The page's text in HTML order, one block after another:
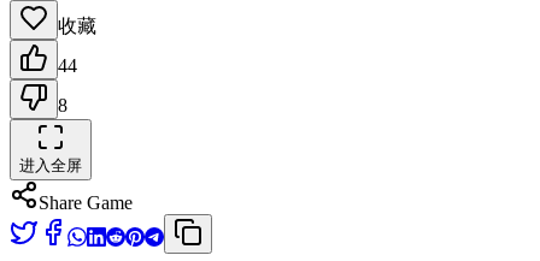
收藏
44
8
进入全屏
Share Game